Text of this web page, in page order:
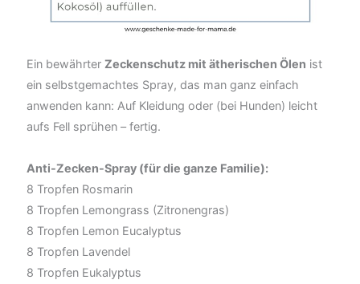
Ein bewährterZeckenschutz mit ätherischen Ölen ist
ein selbstgemachtes Spray, das man ganz einfach
anwenden kann: Auf Kleidung oder (bei Hunden) leicht
aufs Fell sprühen – fertig.
Anti-Zecken-Spray (für die ganze Familie):
8 Tropfen Rosmarin
8 Tropfen Lemongrass (Zitronengras)
8 Tropfen Lemon Eucalyptus
8 Tropfen Lavendel
8 Tropfen Eukalyptus